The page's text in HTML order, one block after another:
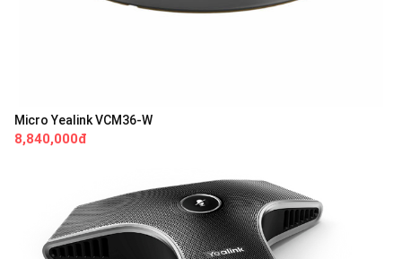
Micro Yealink VCM36-W
8,840,000đ